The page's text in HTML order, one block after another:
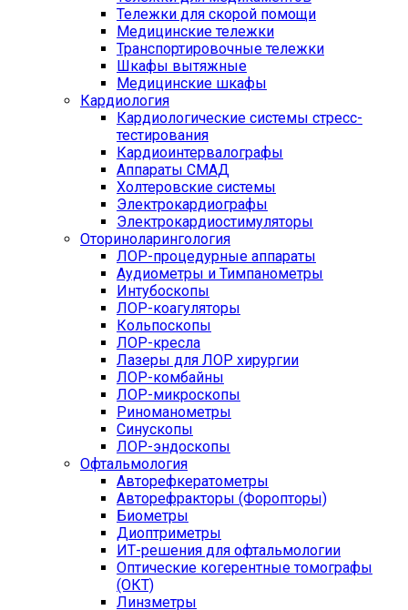
Тележки для скорой помощи
Медицинские тележки
Транспортировочные тележки
Шкафы вытяжные
Медицинские шкафы
Кардиология
Кардиологические системы стресс-
тестирования
Кардиоинтервалографы
Аппараты СМАД
Холтеровские системы
Электрокардиографы
Электрокардиостимуляторы
Оториноларингология
ЛОР-процедурные аппараты
Аудиометры и Тимпанометры
Интубоскопы
ЛОР-коагуляторы
Кольпоскопы
ЛОР-кресла
Лазеры для ЛОР хирургии
ЛОР-комбайны
ЛОР-микроскопы
Риноманометры
Синускопы
ЛОР-эндоскопы
Офтальмология
Авторефкератометры
Авторефракторы (Форопторы)
Биометры
Диоптриметры
ИТ-решения для офтальмологии
Оптические когерентные томографы
(ОКТ)
Линзметры